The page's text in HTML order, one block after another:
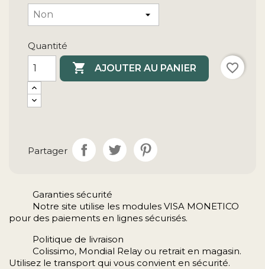
Quantité
 AJOUTER AU PANIER favorite_border
Partager
Garanties sécurité
Notre site utilise les modules VISA MONETICO
pour des paiements en lignes sécurisés.
Politique de livraison
Colissimo, Mondial Relay ou retrait en magasin.
Utilisez le transport qui vous convient en sécurité.